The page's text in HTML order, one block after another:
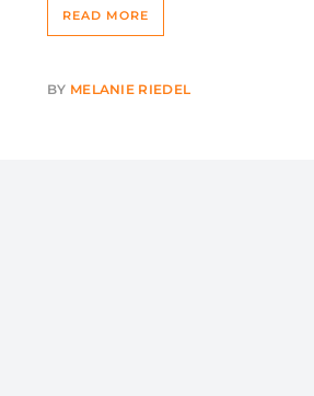
READ MORE
BY MELANIE RIEDEL